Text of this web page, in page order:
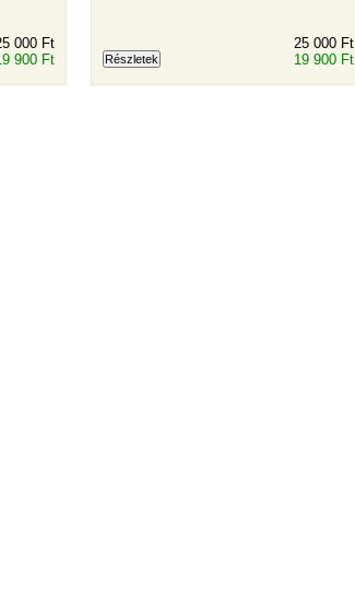
000 Ft
900 Ft
25 000 Ft
19 900 Ft